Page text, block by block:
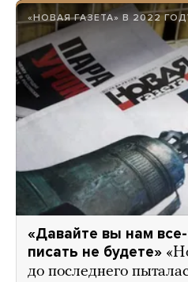
«НОВАЯ ГАЗЕТА» В 2022
«Давайте вы нам
писать не будете»
до последнего